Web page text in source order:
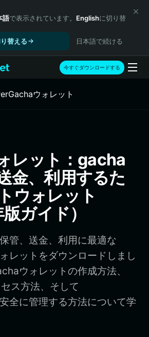
語で表示されています。 Englishに切り替
替える
日本語で続ける
今すぐダウンロードする
ウォレット
レット：gacha
金、利用するた
ウォレット
ガイド）
管、送金、利用に最適な
レットをダウンロードしまし
ウォレットの作成方法、
ス方法、そして
全に管理する方法について学